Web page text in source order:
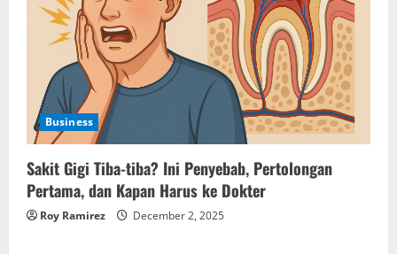
Business
Sakit Gigi Tiba-tiba? Ini Penyebab, Pertolongan
Pertama, dan Kapan Harus ke Dokter
Roy Ramirez December 2, 2025